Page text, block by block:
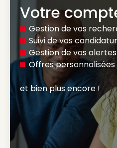
Votre
Gestion de vos
Suivi de vos
Gestion de vos alertes
Offres personnalisées
et bien plus encore !